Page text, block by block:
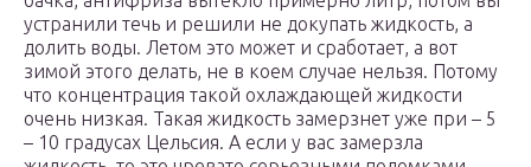
устранили течь и решили не докупать жидкость, а
долить воды. Летом это может и сработает, а вот
зимой этого делать, не в коем случае нельзя. Потому
что концентрация такой охлаждающей жидкости
очень низкая. Такая жидкость замерзнет уже при – 5
– 10 градусах Цельсия. А если у вас замерзла